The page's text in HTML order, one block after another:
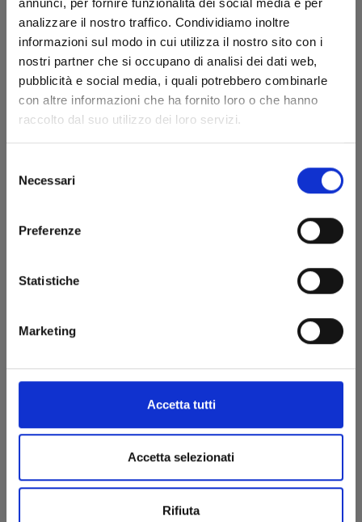
annunci, per fornire funzionalità dei social media e per
analizzare il nostro traffico. Condividiamo inoltre
informazioni sul modo in cui utilizza il nostro sito con i
nostri partner che si occupano di analisi dei dati web,
pubblicità e social media, i quali potrebbero combinarle
con altre informazioni che ha fornito loro o che hanno
raccolto dal suo utilizzo dei loro servizi.
delNecessari
Preferenze
Statistiche
Marketing
Accetta tutti
Accetta selezionati
Rifiuta
n. 6
n. 5